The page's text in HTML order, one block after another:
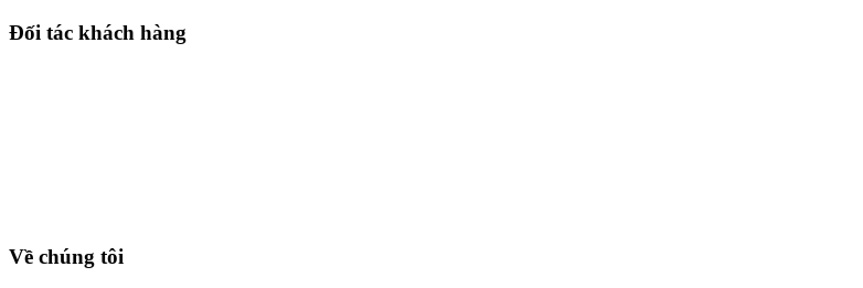
Đối tác khách hàng
Về chúng tôi